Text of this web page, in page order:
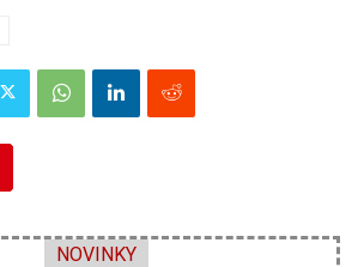
NOVINKY